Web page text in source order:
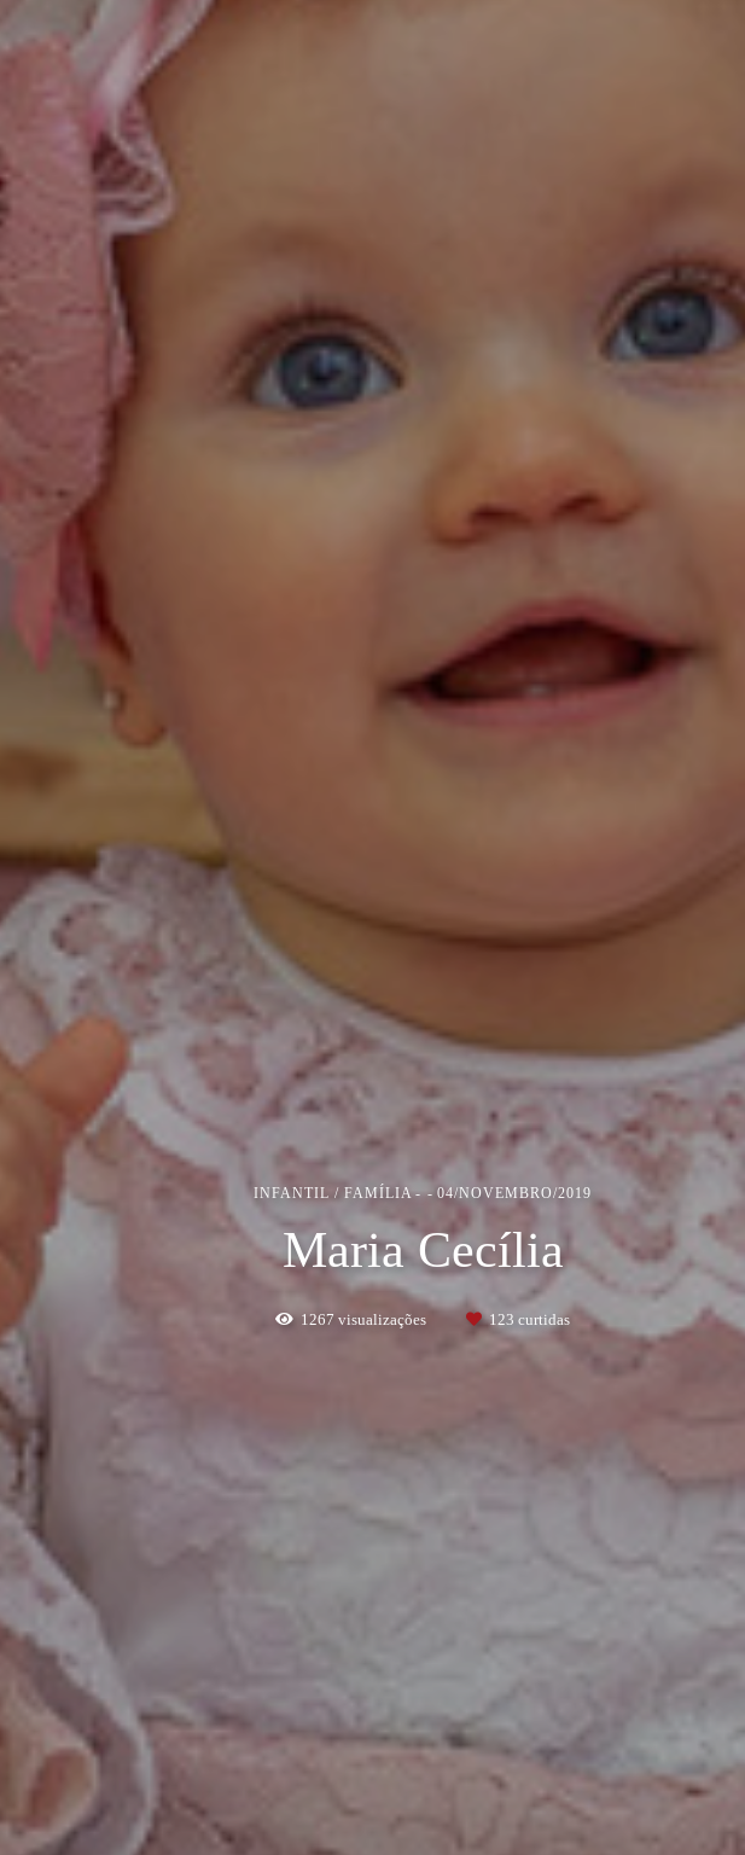
INFANTIL / FAMÍLIA 04/NOVEMBRO/2019
Maria Cecília
1267 visualizações 123 curtidas